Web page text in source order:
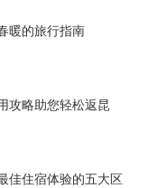
暖的旅行指南
攻略助您轻松返昆
佳住宿体验的五大区